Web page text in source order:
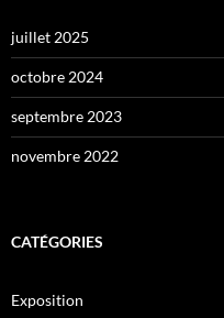
juillet 2025
octobre 2024
septembre 2023
novembre 2022
CATÉGORIES
Exposition